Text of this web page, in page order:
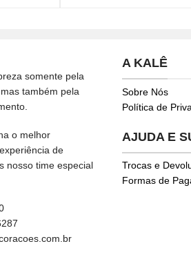
somente pela
também pela
o melhor
de
nosso time especial
A KALÊ
Sobre Nós
Política de
AJUDA E
Trocas e
Formas de